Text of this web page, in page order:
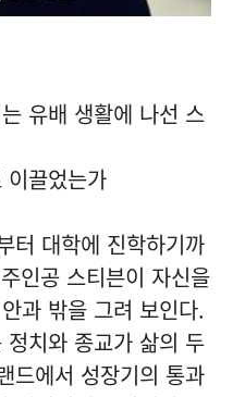
유배 생활에 나선 스
이끌었는가
터 대학에 진학하기까
인공 스티븐이 자신을
과 밖을 그려 보인다.
치와 종교가 삶의 두
드에서 성장기의 통과